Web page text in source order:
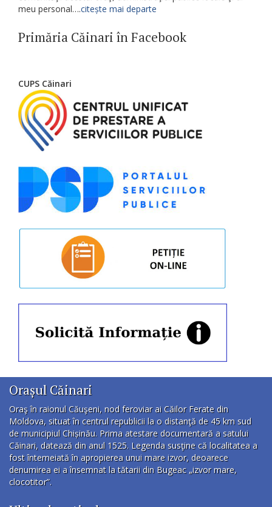
meu personal….citește mai departe
Primăria Căinari în Facebook
CUPS Căinari
Orașul Căinari
Oraş în raionul Căuşeni, nod feroviar ai Căilor Ferate din
Moldova, situat în centrul republicii la o distanţă de 45 km sud
de municipiul Chișinău. Prima atestare documentară a satului
Căinari, datează din anul 1525. Legenda susţine că localitatea a
fost întemeiată în apropierea unui mare izvor, deoarece
denumirea ei a însemnat la tătarii din Bugeac „izvor mare,
clocotitor”.